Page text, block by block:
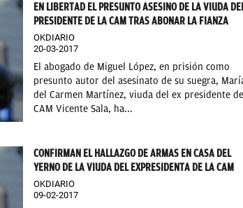
EN LIBERTAD EL PRESUNTO ASESINO DE LA VIUDA
PRESIDENTE DE LA CAM TRAS ABONAR LA FIANZA
OKDIARIO
20-03-2017
El abogado de Miguel López, en prisión como
presunto autor del asesinato de su suegra,
del Carmen Martínez, viuda del ex presidente
CAM Vicente Sala, ha...
CONFIRMAN EL HALLAZGO DE ARMAS EN CASA DEL
YERNO DE LA VIUDA DEL EXPRESIDENTA DE LA CAM
OKDIARIO
09-02-2017